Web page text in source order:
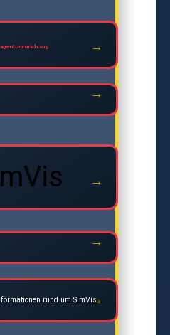
rund um SimVis.